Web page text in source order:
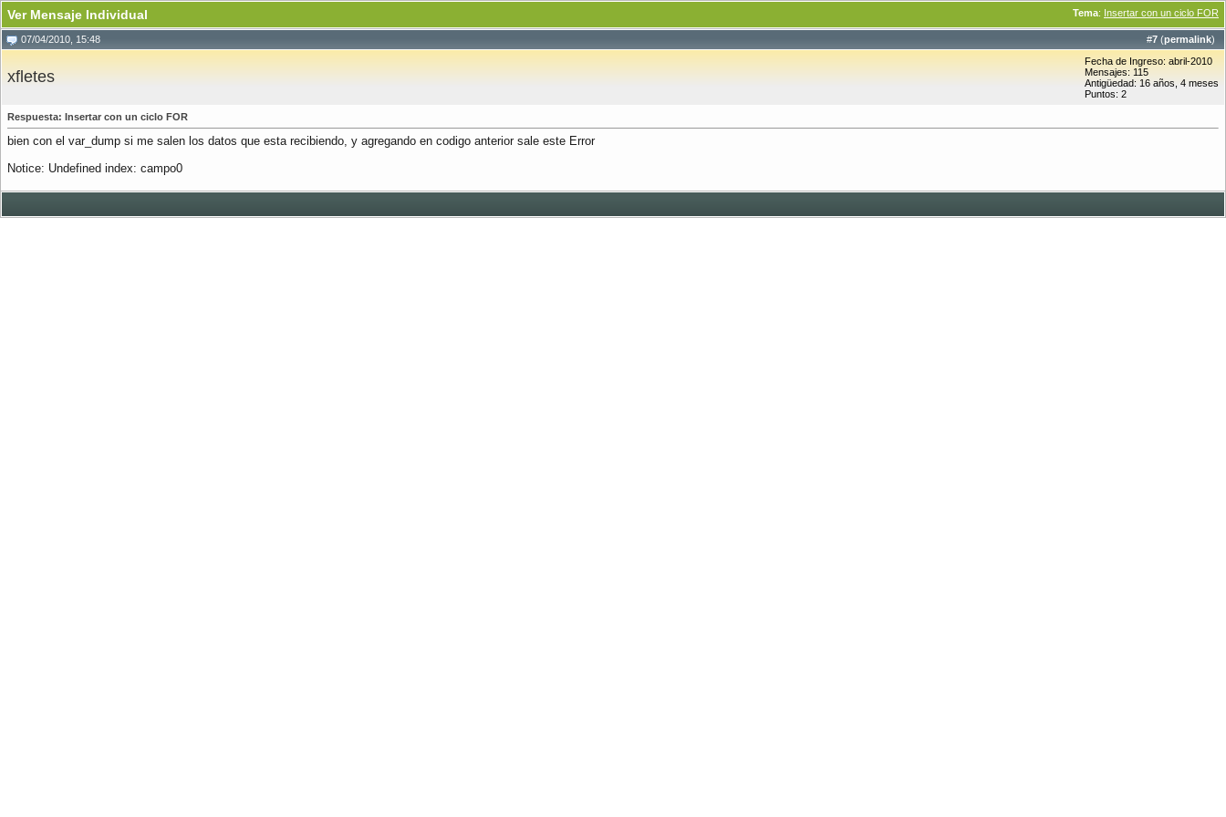
Tema: Insertar con un ciclo FOR
Ver Mensaje Individual
#7 (permalink)
07/04/2010, 15:48
xfletes
Fecha de Ingreso: abril-2010
Mensajes: 115
Antigüedad: 16 años, 4 meses
Puntos: 2
Respuesta: Insertar con un ciclo FOR
bien con el var_dump si me salen los datos que esta recibiendo, y agregando en codigo anterior sale este Error
Notice: Undefined index: campo0